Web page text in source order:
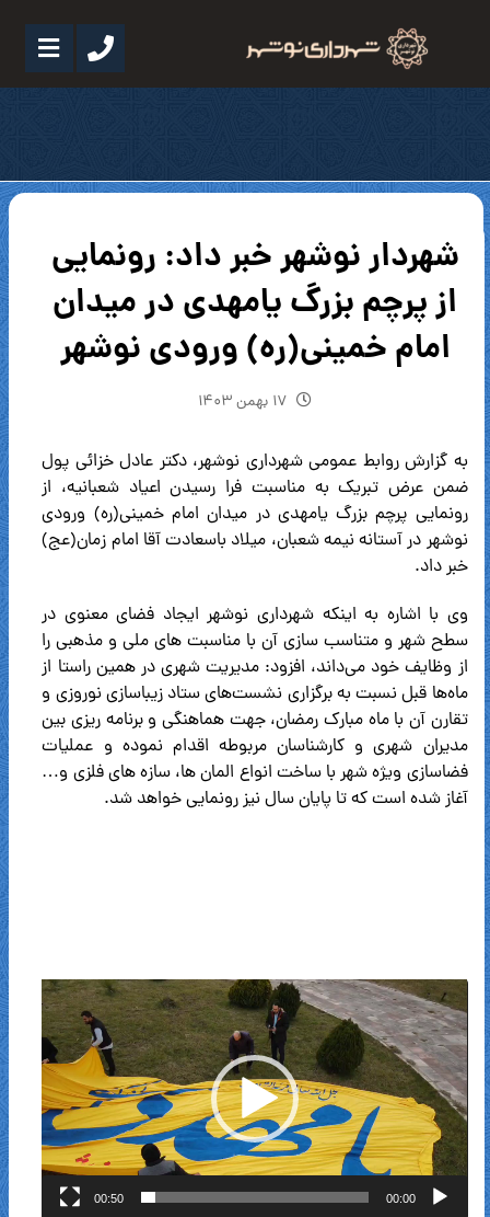
شهردار نوشهر خبر داد: رونمایی
از پرچم بزرگ یامهدی در میدان
امام خمینی(ره) ورودی نوشهر
۱۷ بهمن ۱۴۰۳
به گزارش روابط عمومی شهرداری نوشهر، دکتر عادل خزائی پول
ضمن عرض تبریک به مناسبت فرا رسیدن اعیاد شعبانیه، از
رونمایی پرچم بزرگ یامهدی در میدان امام خمینی(ره) ورودی
نوشهر در آستانه نیمه شعبان، میلاد باسعادت آقا امام زمان(عج)
خبر داد.
وی با اشاره به اینکه شهرداری نوشهر ایجاد فضای معنوی در
سطح شهر و متناسب سازی آن با مناسبت های ملی و مذهبی را
از وظایف خود می‌داند، افزود: مدیریت شهری در همین راستا از
ماه‌ها قبل نسبت به برگزاری نشست‌های ستاد زیباسازی نوروزی و
تقارن آن با ماه مبارک رمضان، جهت هماهنگی و برنامه ریزی بین
مدیران شهری و کارشناسان مربوطه اقدام نموده و عملیات
فضاسازی ویژه شهر با ساخت انواع المان ها، سازه های فلزی و…
آغاز شده است که تا پایان سال نیز رونمایی خواهد شد.
نمایشگر
ویدیو
00:00
00:50